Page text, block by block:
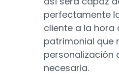
perfectamente
cliente a la hora
patrimonial que
personalización
necesaria.